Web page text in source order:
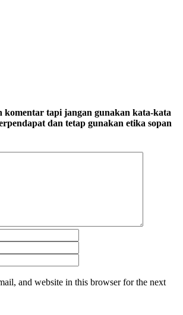
komentar tapi jangan gunakan kata-kata
dan tetap gunakan etika sopan
and website in this browser for the next